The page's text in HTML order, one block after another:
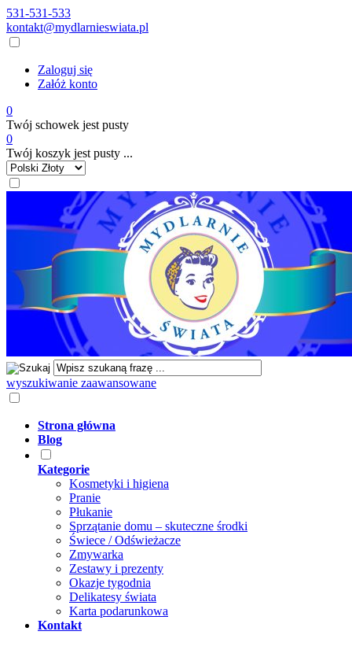
531-531-533
kontakt@mydlarnieswiata.pl
Zaloguj się
Załóż konto
0
Twój schowek jest pusty
0
Twój koszyk jest pusty ...
wyszukiwanie zaawansowane
Strona główna
Blog
Kategorie
Kosmetyki i higiena
Pranie
Płukanie
Sprzątanie domu – skuteczne środki
Świece / Odświeżacze
Zmywarka
Zestawy i prezenty
Okazje tygodnia
Delikatesy świata
Karta podarunkowa
Kontakt